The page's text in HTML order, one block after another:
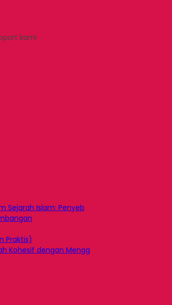
kami
Sejarah Islam: Penyeb
Praktis)
Kohesif dengan Mengg